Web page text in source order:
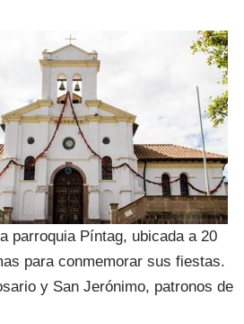
parroquia Píntag, ubicada a 20
para conmemorar sus fiestas.
y San Jerónimo, patronos de